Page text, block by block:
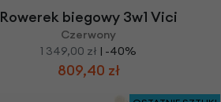
Rowerek biegowy 3w1 Vici
Czerwony
1 349,00 zł | -40%
809,40 zł